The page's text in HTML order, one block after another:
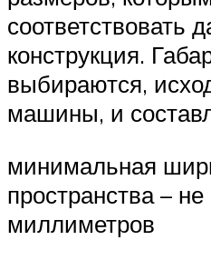
соответствовать
конструкция.
выбираются,
машины, и
минимальная
пространства –
миллиметров